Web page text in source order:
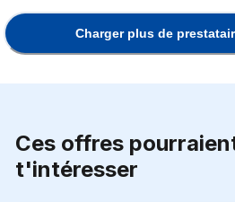
Charger plus de
Ces offres
t'intéresser